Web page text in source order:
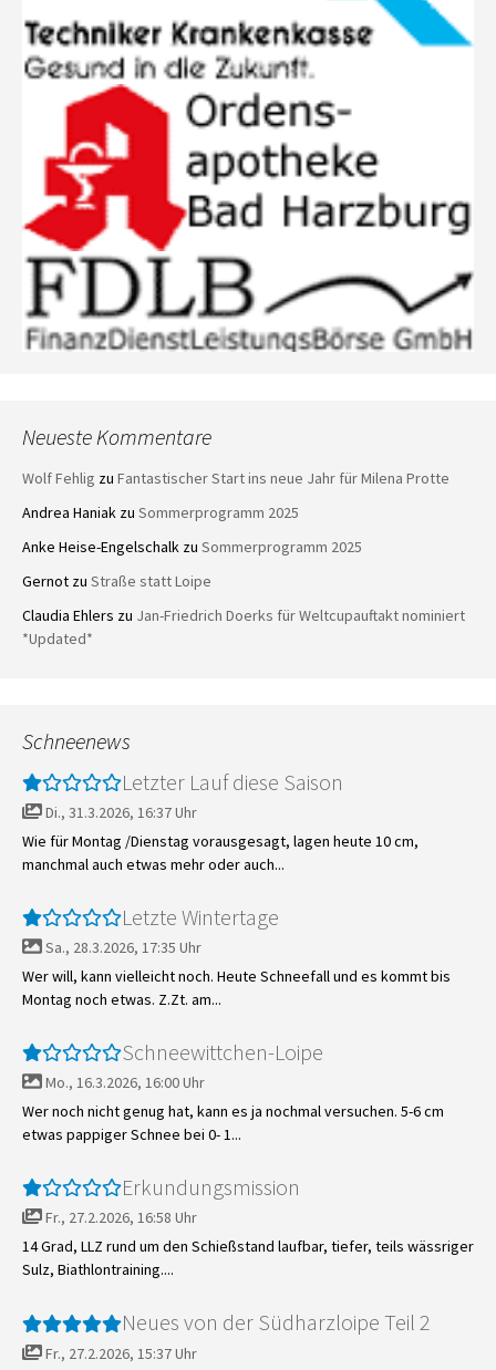
Neueste Kommentare
Wolf Fehlig zu Fantastischer Start ins neue Jahr für Milena Protte
Andrea Haniak zu Sommerprogramm 2025
Anke Heise-Engelschalk zu Sommerprogramm 2025
Gernot zu Straße statt Loipe
Claudia Ehlers zu Jan-Friedrich Doerks für Weltcupauftakt nominiert
*Updated*
Schneenews
Letzter Lauf diese Saison
Di., 31.3.2026, 16:37 Uhr
Wie für Montag /Dienstag vorausgesagt, lagen heute 10 cm,
manchmal auch etwas mehr oder auch...
Letzte Wintertage
Sa., 28.3.2026, 17:35 Uhr
Wer will, kann vielleicht noch. Heute Schneefall und es kommt bis
Montag noch etwas. Z.Zt. am...
Schneewittchen-Loipe
Mo., 16.3.2026, 16:00 Uhr
Wer noch nicht genug hat, kann es ja nochmal versuchen. 5-6 cm
etwas pappiger Schnee bei 0- 1...
Erkundungsmission
Fr., 27.2.2026, 16:58 Uhr
14 Grad, LLZ rund um den Schießstand laufbar, tiefer, teils wässriger
Sulz, Biathlontraining....
Neues von der Südharzloipe Teil 2
Fr., 27.2.2026, 15:37 Uhr